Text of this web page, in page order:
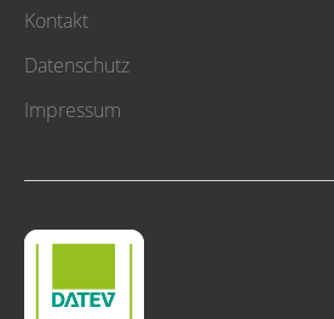
Kontakt
Datenschutz
Impressum